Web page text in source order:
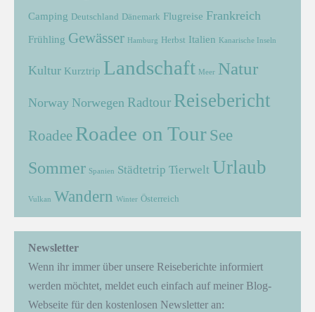
Camping Deutschland Dänemark Flugreise Frankreich
Frühling Gewässer Hamburg Herbst Italien Kanarische Inseln
Kultur Kurztrip Landschaft Meer Natur
Norway Norwegen Radtour Reisebericht
Roadee Roadee on Tour See
Sommer Spanien Städtetrip Tierwelt Urlaub
Vulkan Wandern Winter Österreich
Newsletter
Wenn ihr immer über unsere Reiseberichte informiert
werden möchtet, meldet euch einfach auf meiner Blog-
Webseite für den kostenlosen Newsletter an: